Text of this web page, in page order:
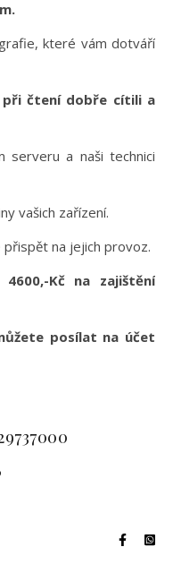
které vám dotváří
při čtení dobře cítili a
serveru a naši technici
vašich zařízení.
na jejich provoz.
Kč na zajištění
posílat na účet